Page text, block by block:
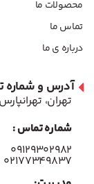
محصولات ما
تماس ما
درباره ی ما
آدرس و شماره
تهران،
شماره تماس :
۰۹۱۲۹۳۰۲۹۸۲
۰۲۱۷۷۳۴۹۸۳۷